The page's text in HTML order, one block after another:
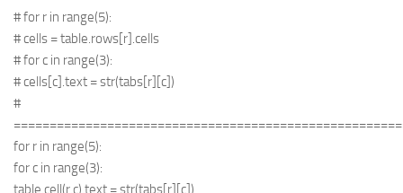
# for r in range(5):
# cells = table.rows[r].cells
# for c in range(3):
# cells[c].text = str(tabs[r][c])
#
for r in range(5):
for c in range(3):
table.cell(r,c).text = str(tabs[r][c])